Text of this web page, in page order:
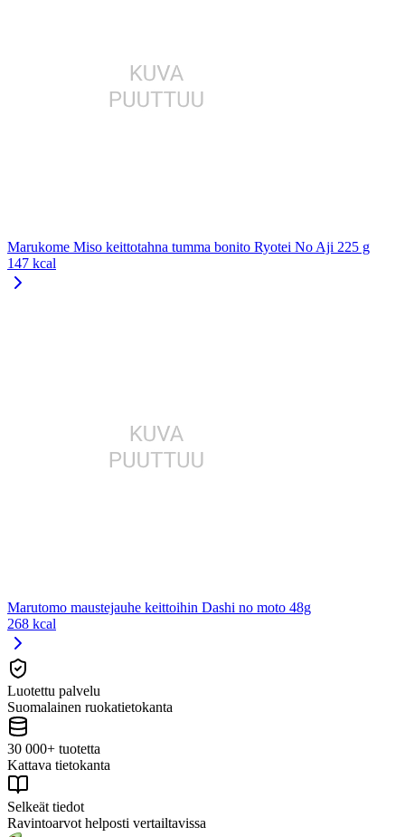
Marukome Miso keittotahna tumma bonito Ryotei No Aji 225 g
147 kcal
Marutomo maustejauhe keittoihin Dashi no moto 48g
268 kcal
Luotettu palvelu
Suomalainen ruokatietokanta
30 000+ tuotetta
Kattava tietokanta
Selkeät tiedot
Ravintoarvot helposti vertailtavissa